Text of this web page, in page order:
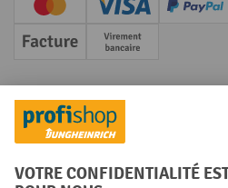
Creditcard (Master)Creditcard (Visa)
PayPal
Facture Paiement anticipé
Réseaux sociaux
Facebook
YouTube
LinkedInInstagram